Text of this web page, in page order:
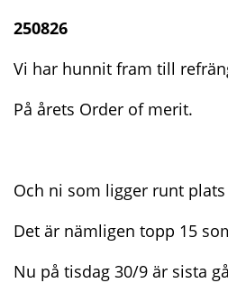
250826
Vi har hunnit fram till
På årets Order of merit.
Och ni som ligger runt
Det är nämligen topp 15
Nu på tisdag 30/9 är sista